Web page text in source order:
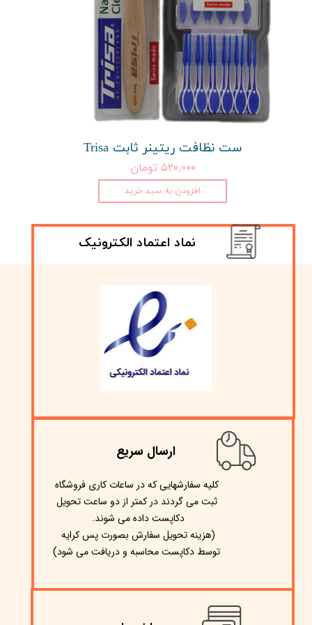
ست نظافت ریتینر ثابت Trisa
۵۲۰,۰۰۰ تومان
افزودن به سبد خرید
ارسال سریع
​کلیه سفارشهایی که در ساعات کاری فروشگاه
ثبت می گردند در کمتر از دو ساعت تحویل
دکاپست داده می شوند.
(هزینه تحویل سفارش بصورت پس کرایه
توسط دکاپست محاسبه و دریافت می شود)
نماد اعتماد الکترونیک